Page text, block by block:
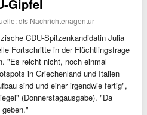
Gipfel
dts Nachrichtenagentur
CDU-Spitzenkandidatin Julia
Fortschritte in der Flüchtlingsfrage
"Es reicht nicht, noch einmal
in Griechenland und Italien
sind und einer irgendwie fertig",
(Donnerstagausgabe). "Da